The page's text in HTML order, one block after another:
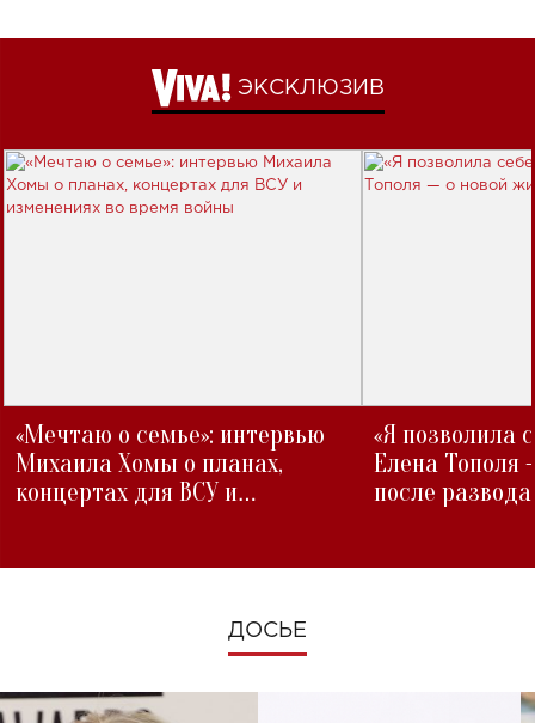
ЭКСКЛЮЗИВ
«Мечтаю о семье»: интервью
Михаила Хомы о планах,
концертах для ВСУ и
«Я позволила
Елена Тополя
после развода
ДОСЬЕ